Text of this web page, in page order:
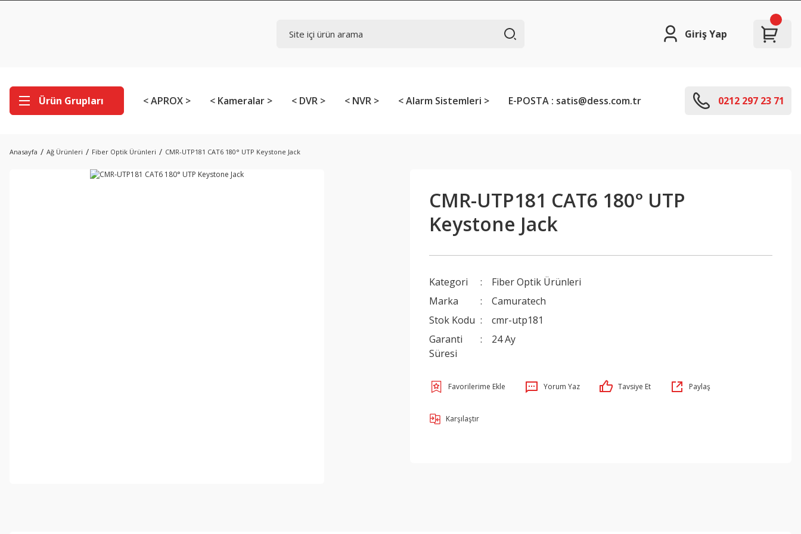
Giriş Yap
Ürün Grupları < APROX > < Kameralar > < DVR > < NVR > < Alarm Sistemleri > E-POSTA : satis@dess.com.tr 0212 297 23 71
Anasayfa Ağ Ürünleri Fiber Optik Ürünleri CMR-UTP181 CAT6 180° UTP Keystone Jack
CMR-UTP181 CAT6 180° UTP
Keystone Jack
Kategori
Fiber Optik Ürünleri
Marka
Camuratech
Stok Kodu
cmr-utp181
Garanti
Süresi
24 Ay
Yorum Yaz Tavsiye Et Paylaş
Karşılaştır